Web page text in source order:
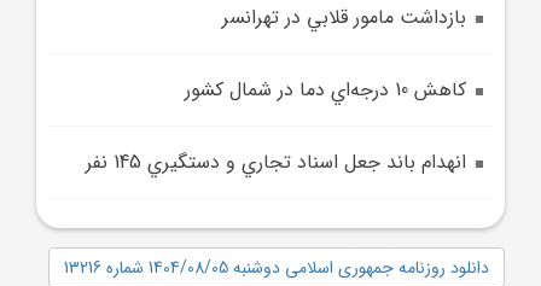
بازداشت مامور قلابي در تهرانسر
کاهش 10 درجه‌اي دما در شمال کشور
انهدام باند جعل اسناد تجاري و دستگيري 145 نفر
دانلود روزنامه جمهوری اسلامی دوشنبه 1404/08/05 شماره 13216